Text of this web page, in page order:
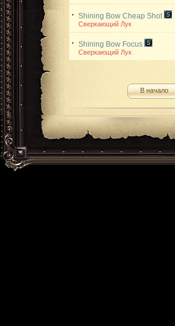
Shining Bow Cheap Shot
Сверкающий Лук
Shining Bow Focus
Сверкающий Лук
В начало